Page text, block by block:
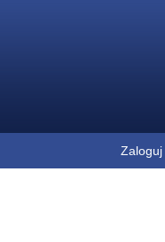
Zaloguj